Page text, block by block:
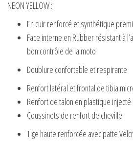
NEON YELLOW :
En cuir renforcé et synthétique
Face interne en Rubber résistant à
bon contrôle de la moto
Doublure confortable et respirante
Renfort latéral et frontal de tibia
Renfort de talon en plastique injecté
Coussinets de renfort de cheville
Tige haute renforcée avec patte